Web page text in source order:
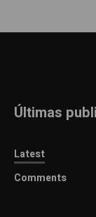
Últimas
Latest
Comments